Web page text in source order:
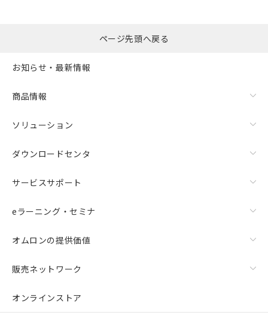
ページ先頭へ戻る
お知らせ・最新情報
商品情報
ソリューション
ダウンロードセンタ
サービスサポート
eラーニング・セミナ
オムロンの提供価値
販売ネットワーク
オンラインストア